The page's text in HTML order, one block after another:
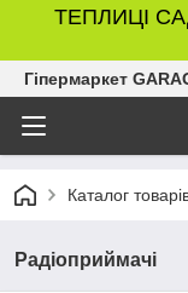
ТЕПЛИЦІ
Гіпермаркет
Каталог
Радіоприймачі